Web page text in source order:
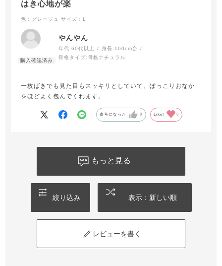
はき心地が楽
色：グレージュ サイズ：L
やんやん
年代:60代以上 身長: 160cm台
骨格タイプ:骨格ナチュラル
一枚ばきでも見た目もスッキリとしていて、ぽっこりおなか
をほどよく包んでくれます。
参考になった 0 Like! 0
もっと見る
絞り込み 表示：新しい順
レビューを書く